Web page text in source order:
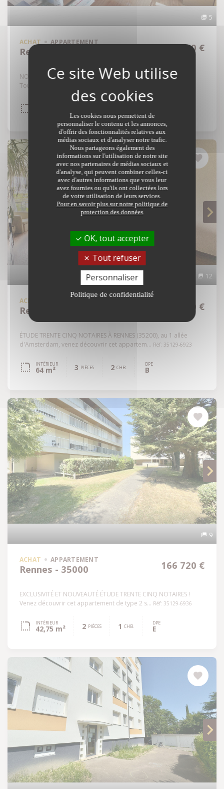
5
ACHAT APPARTEMENT
Rennes - 35000 131 000 €
NOUVEAUTÉ TRENTE CINQ NOTAIRES ! Situé rue Perrin de la
Touche, au rez-de-chaussée surélevé d'une...
12
ACHAT APPARTEMENT
Rennes - 35200 177 140 €
ÉTUDE TRENTE CINQ NOTAIRES À RENNES (35200), au 1 allée
d'Amsterdam, venez découvrir cet appartem... Réf: 35129-6923
INTÉRIEUR
64 m² 3 PIÈCES 2 CHB. DPE
B
9
ACHAT APPARTEMENT
Rennes - 35000 166 720 €
EXCLUSIVITÉ ET NOUVEAUTÉ ÉTUDE TRENTE CINQ NOTAIRES !
Venez découvrir cet appartement de type 2 s... Réf: 35129-6936
INTÉRIEUR
42,75 m² 2 PIÈCES 1 CHB. DPE
E
Les cookies nous permettent de
personnaliser le contenu et les annonces,
d'offrir des fonctionnalités relatives aux
médias sociaux et d'analyser notre trafic.
Nous partageons également des
informations sur l'utilisation de notre site
avec nos partenaires de médias sociaux et
d'analyse, qui peuvent combiner celles-ci
avec d'autres informations que vous leur
avez fournies ou qu'ils ont collectées lors
de votre utilisation de leurs services.
Pour en savoir plus sur notre politique de
protection des données
OK, tout accepter
Tout refuser
Personnaliser
Politique de confidentialité